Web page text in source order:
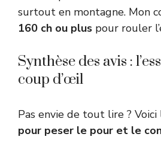
surtout en montagne. Mon
160 ch ou plus pour rouler
Synthèse des avis :
coup d’œil
Pas envie de tout lire ? Voici
pour peser le pour et le